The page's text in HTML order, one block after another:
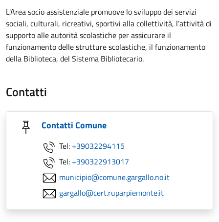
L'Area socio assistenziale promuove lo sviluppo dei servizi
sociali, culturali, ricreativi, sportivi alla collettività, l’attività di
supporto alle autorità scolastiche per assicurare il
funzionamento delle strutture scolastiche, il funzionamento
della Biblioteca, del Sistema Bibliotecario.
Contatti
Contatti Comune
Tel: +39032294115
Tel: +390322913017
municipio@comune.gargallo.no.it
gargallo@cert.ruparpiemonte.it